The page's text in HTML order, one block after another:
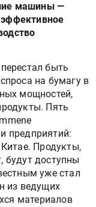
машины —
быть
на бумагу в
мощностей,
Пять
предприятий:
Продукты,
будут доступны
уже стал
из ведущих
материалов